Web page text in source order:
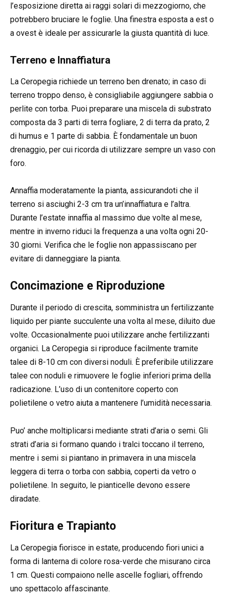
l’esposizione diretta ai raggi solari di mezzogiorno, che
potrebbero bruciare le foglie. Una finestra esposta a est o
a ovest è ideale per assicurarle la giusta quantità di luce.
Terreno e Innaffiatura
La Ceropegia richiede un terreno ben drenato; in caso di
terreno troppo denso, è consigliabile aggiungere sabbia o
perlite con torba. Puoi preparare una miscela di substrato
composta da 3 parti di terra fogliare, 2 di terra da prato, 2
di humus e 1 parte di sabbia. È fondamentale un buon
drenaggio, per cui ricorda di utilizzare sempre un vaso con
foro.
Annaffia moderatamente la pianta, assicurandoti che il
terreno si asciughi 2-3 cm tra un’innaffiatura e l’altra.
Durante l’estate innaffia al massimo due volte al mese,
mentre in inverno riduci la frequenza a una volta ogni 20-
30 giorni. Verifica che le foglie non appassiscano per
evitare di danneggiare la pianta.
Concimazione e Riproduzione
Durante il periodo di crescita, somministra un fertilizzante
liquido per piante succulente una volta al mese, diluito due
volte. Occasionalmente puoi utilizzare anche fertilizzanti
organici. La Ceropegia si riproduce facilmente tramite
talee di 8-10 cm con diversi noduli. È preferibile utilizzare
talee con noduli e rimuovere le foglie inferiori prima della
radicazione. L’uso di un contenitore coperto con
polietilene o vetro aiuta a mantenere l’umidità necessaria.
Puo’ anche moltiplicarsi mediante strati d’aria o semi. Gli
strati d’aria si formano quando i tralci toccano il terreno,
mentre i semi si piantano in primavera in una miscela
leggera di terra o torba con sabbia, coperti da vetro o
polietilene. In seguito, le pianticelle devono essere
diradate.
Fioritura e Trapianto
La Ceropegia fiorisce in estate, producendo fiori unici a
forma di lanterna di colore rosa-verde che misurano circa
1 cm. Questi compaiono nelle ascelle fogliari, offrendo
uno spettacolo affascinante.